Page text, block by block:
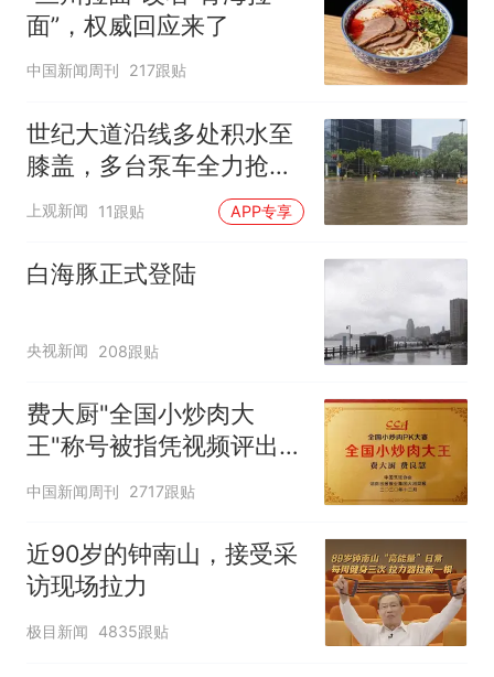
面”，权威回应来了
中国新闻周刊 217跟贴
世纪大道沿线多处积水至
膝盖，多台泵车全力抢
排，建议市民尽量避免附
上观新闻 11跟贴 APP专享
白海豚正式登陆
央视新闻 208跟贴
费大厨"全国小炒肉大
王"称号被指凭视频评出
官方回应
中国新闻周刊 2717跟贴
近90岁的钟南山，接受采
访现场拉力
极目新闻 4835跟贴